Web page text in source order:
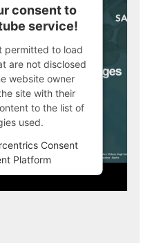
consent to
service!
permitted to load
are not disclosed
website owner
site with their
to the list of
used.
Consent
Platform